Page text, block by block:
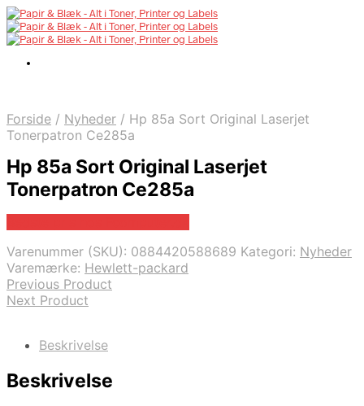
Forside / Nyheder / Hp 85a Sort Original Laserjet
Tonerpatron Ce285a
Hp 85a Sort Original Laserjet
Tonerpatron Ce285a
Varenummer (SKU): 0884420588689 Kategori: Nyheder
Varemærke: Hewlett-packard
Previous Product
Next Product
Beskrivelse
Beskrivelse